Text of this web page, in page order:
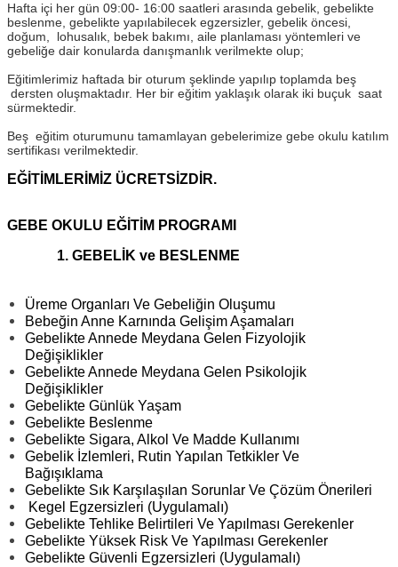
Hafta içi her gün 09:00- 16:00 saatleri arasında gebelik, gebelikte
beslenme, gebelikte yapılabilecek egzersizler, gebelik öncesi,
doğum, lohusalık, bebek bakımı, aile planlaması yöntemleri ve
gebeliğe dair konularda danışmanlık verilmekte olup;
Eğitimlerimiz haftada bir oturum şeklinde yapılıp toplamda beş
dersten oluşmaktadır. Her bir eğitim yaklaşık olarak iki buçuk saat
sürmektedir.
Beş eğitim oturumunu tamamlayan gebelerimize gebe okulu katılım
sertifikası verilmektedir.
EĞİTİMLERİMİZ ÜCRETSİZDİR.
GEBE OKULU EĞİTİM PROGRAMI
1. GEBELİK ve BESLENME
Üreme Organları Ve Gebeliğin Oluşumu
Bebeğin Anne Karnında Gelişim Aşamaları
Gebelikte Annede Meydana Gelen Fizyolojik
Değişiklikler
Gebelikte Annede Meydana Gelen Psikolojik
Değişiklikler
Gebelikte Günlük Yaşam
Gebelikte Beslenme
Gebelikte Sigara, Alkol Ve Madde Kullanımı
Gebelik İzlemleri, Rutin Yapılan Tetkikler Ve
Bağışıklama
Gebelikte Sık Karşılaşılan Sorunlar Ve Çözüm Önerileri
Kegel Egzersizleri (Uygulamalı)
Gebelikte Tehlike Belirtileri Ve Yapılması Gerekenler
Gebelikte Yüksek Risk Ve Yapılması Gerekenler
Gebelikte Güvenli Egzersizleri (Uygulamalı)